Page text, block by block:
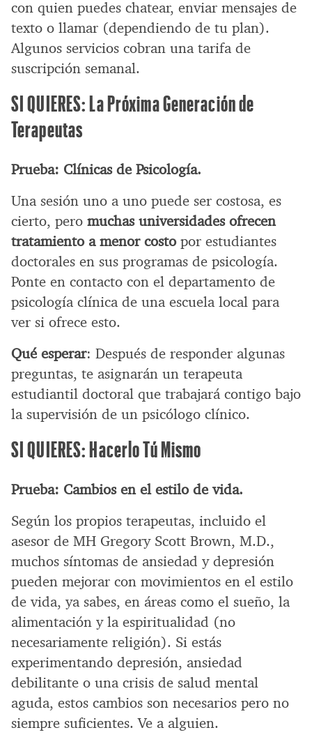
con quien puedes chatear, enviar mensajes de
texto o llamar (dependiendo de tu plan).
Algunos servicios cobran una tarifa de
suscripción semanal.
SI QUIERES: La Próxima Generación de
Terapeutas
Prueba: Clínicas de Psicología.
Una sesión uno a uno puede ser costosa, es
cierto, pero muchas universidades ofrecen
tratamiento a menor costopor estudiantes
doctorales en sus programas de psicología.
Ponte en contacto con el departamento de
psicología clínica de una escuela local para
ver si ofrece esto.
Qué esperar: Después de responder algunas
preguntas, te asignarán un terapeuta
estudiantil doctoral que trabajará contigo bajo
la supervisión de un psicólogo clínico.
SI QUIERES: Hacerlo Tú Mismo
Prueba: Cambios en el estilo de vida.
Según los propios terapeutas, incluido el
asesor de MH Gregory Scott Brown, M.D.,
muchos síntomas de ansiedad y depresión
pueden mejorar con movimientos en el estilo
de vida, ya sabes, en áreas como el sueño, la
alimentación y la espiritualidad (no
necesariamente religión). Si estás
experimentando depresión, ansiedad
debilitante o una crisis de salud mental
aguda, estos cambios son necesarios pero no
siempre suficientes. Ve a alguien.